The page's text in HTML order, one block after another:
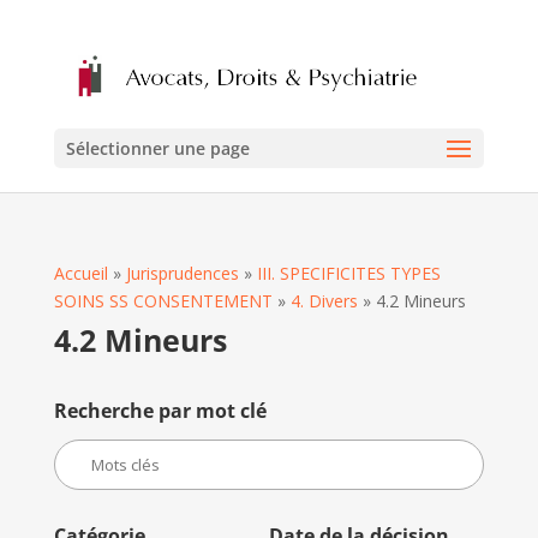
Sélectionner une page
Accueil » Jurisprudences » III. SPECIFICITES TYPES
SOINS SS CONSENTEMENT » 4. Divers » 4.2 Mineurs
4.2 Mineurs
Recherche par mot clé